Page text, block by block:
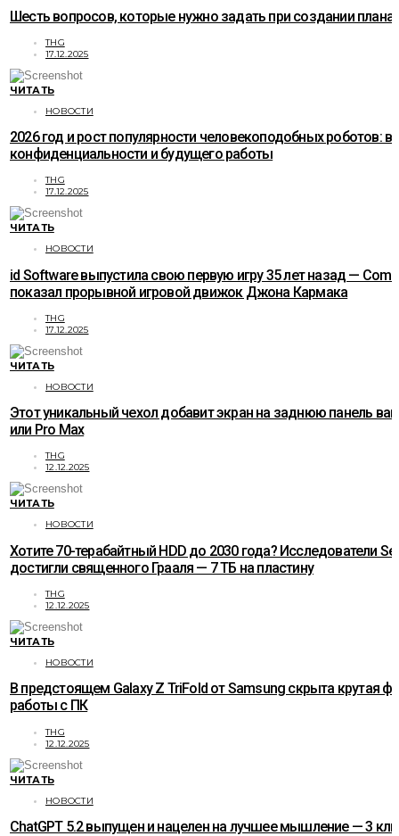
Шесть вопросов, которые нужно задать при создании
THG
17.12.2025
ЧИТАТЬ
НОВОСТИ
2026 год и рост популярности человекоподобных роботов:
конфиденциальности и будущего работы
THG
17.12.2025
ЧИТАТЬ
НОВОСТИ
id Software выпустила свою первую игру 35 лет назад —
показал прорывной игровой движок Джона Кармака
THG
17.12.2025
ЧИТАТЬ
НОВОСТИ
Этот уникальный чехол добавит экран на заднюю панель
или Pro Max
THG
12.12.2025
ЧИТАТЬ
НОВОСТИ
Хотите 70-терабайтный HDD до 2030 года? Исследователи
достигли священного Грааля — 7 ТБ на пластину
THG
12.12.2025
ЧИТАТЬ
НОВОСТИ
В предстоящем Galaxy Z TriFold от Samsung скрыта крутая
работы с ПК
THG
12.12.2025
ЧИТАТЬ
НОВОСТИ
ChatGPT 5.2 выпущен и нацелен на лучшее мышление — 3